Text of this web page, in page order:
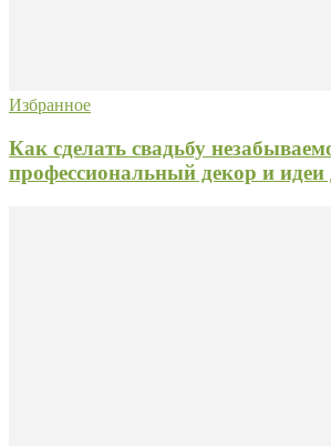
Избранное
Как сделать свадьбу
профессиональный декор и идеи